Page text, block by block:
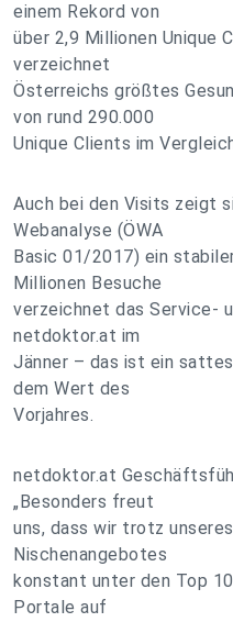
einem Rekord von
über 2,9 Millionen Unique
verzeichnet
Österreichs größtes
von rund 290.000
Unique Clients im
Auch bei den Visits zeigt
Webanalyse (ÖWA
Basic 01/2017) ein
Millionen Besuche
verzeichnet das Service-
netdoktor.at im
Jänner – das ist ein
dem Wert des
Vorjahres.
netdoktor.at
„Besonders freut
uns, dass wir trotz
Nischenangebotes
konstant unter den Top
Portale auf